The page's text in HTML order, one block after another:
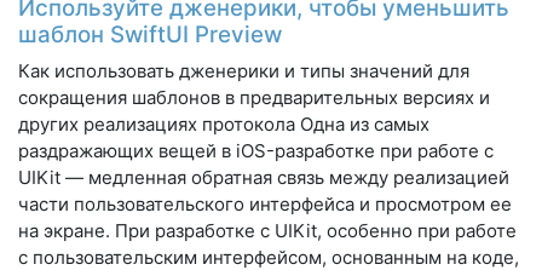
Используйте дженерики, чтобы уменьшить
шаблон SwiftUI Preview
Как использовать дженерики и типы значений для
сокращения шаблонов в предварительных версиях и
других реализациях протокола Одна из самых
раздражающих вещей в iOS-разработке при работе с
UIKit — медленная обратная связь между реализацией
части пользовательского интерфейса и просмотром ее
на экране. При разработке с UIKit, особенно при работе
с пользовательским интерфейсом, основанным на коде,